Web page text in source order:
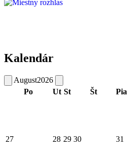
Kalendár
August2026
Po
Ut St Št Pia
27 28 29 30 31